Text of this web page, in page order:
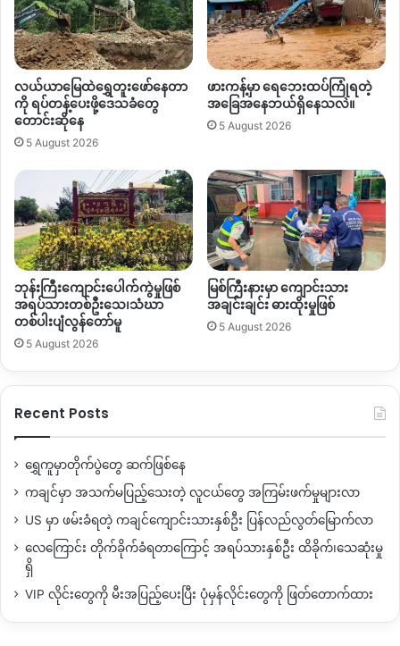
လယ်ယာမြေထဲရွှေတူးဖော်နေတာ
ကို ရပ်တန့်ပေးဖို့ဒေသခံတွေ
တောင်းဆိုနေ
5 August 2026
ဖားကန့်မှာ ရေဘေးထပ်ကြုံရတဲ့
အခြေအနေဘယ်ရှိနေသလဲ။
5 August 2026
ဘုန်းကြီးကျောင်းပေါက်ကွဲမှုဖြစ်
အရပ်သားတစ်ဦးသေ၊သံဃာ
တစ်ပါးပျံလွန်တော်မူ
5 August 2026
မြစ်ကြီးနားမှာ ကျောင်းသား
အချင်းချင်း ဓားထိုးမှုဖြစ်
5 August 2026
Recent Posts
ရွှေကူမှာတိုက်ပွဲတွေ ဆက်ဖြစ်နေ
ကချင်မှာ အသက်မပြည့်သေးတဲ့ လူငယ်တွေ အကြမ်းဖက်မှုများလာ
US မှာ ဖမ်းခံရတဲ့ ကချင်ကျောင်းသားနှစ်ဦး ပြန်လည်လွတ်မြောက်လာ
လေကြောင်း တိုက်ခိုက်ခံရတာကြောင့် အရပ်သားနှစ်ဦး ထိခိုက်၊သေဆုံးမှု
ရှိ
VIP လိုင်းတွေကို မီးအပြည့်ပေးပြီး ပုံမှန်လိုင်းတွေကို ဖြတ်တောက်ထား